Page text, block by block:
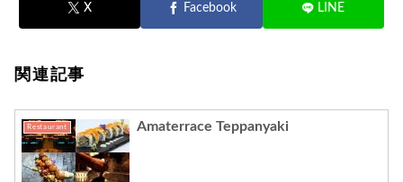
X Facebook LINE
関連記事
Restaurant Amaterrace Teppanyaki